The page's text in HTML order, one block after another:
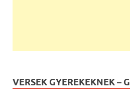
VERSEK GYEREKEKNEK –